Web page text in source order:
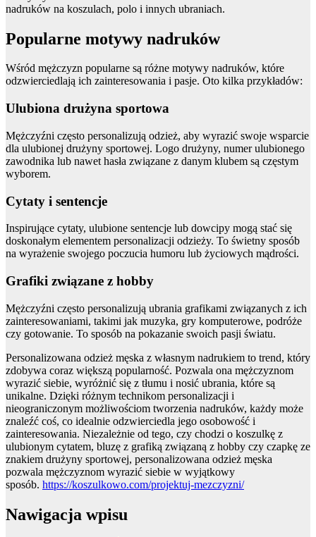
nadruków na koszulach, polo i innych ubraniach.
Popularne motywy nadruków
Wśród mężczyzn popularne są różne motywy nadruków, które
odzwierciedlają ich zainteresowania i pasje. Oto kilka przykładów:
Ulubiona drużyna sportowa
Mężczyźni często personalizują odzież, aby wyrazić swoje wsparcie
dla ulubionej drużyny sportowej. Logo drużyny, numer ulubionego
zawodnika lub nawet hasła związane z danym klubem są częstym
wyborem.
Cytaty i sentencje
Inspirujące cytaty, ulubione sentencje lub dowcipy mogą stać się
doskonałym elementem personalizacji odzieży. To świetny sposób
na wyrażenie swojego poczucia humoru lub życiowych mądrości.
Grafiki związane z hobby
Mężczyźni często personalizują ubrania grafikami związanych z ich
zainteresowaniami, takimi jak muzyka, gry komputerowe, podróże
czy gotowanie. To sposób na pokazanie swoich pasji światu.
Personalizowana odzież męska z własnym nadrukiem to trend, który
zdobywa coraz większą popularność. Pozwala ona mężczyznom
wyrazić siebie, wyróżnić się z tłumu i nosić ubrania, które są
unikalne. Dzięki różnym technikom personalizacji i
nieograniczonym możliwościom tworzenia nadruków, każdy może
znaleźć coś, co idealnie odzwierciedla jego osobowość i
zainteresowania. Niezależnie od tego, czy chodzi o koszulkę z
ulubionym cytatem, bluzę z grafiką związaną z hobby czy czapkę ze
znakiem drużyny sportowej, personalizowana odzież męska
pozwala mężczyznom wyrazić siebie w wyjątkowy
sposób. https://koszulkowo.com/projektuj-mezczyzni/
Nawigacja wpisu